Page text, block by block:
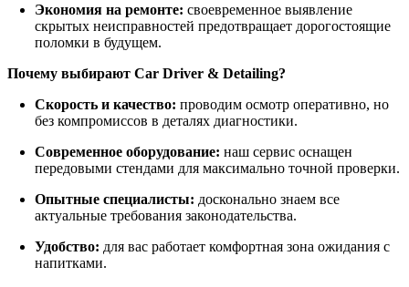
Экономия на ремонте: своевременное выявление
скрытых неисправностей предотвращает дорогостоящие
поломки в будущем.
Почему выбирают Car Driver & Detailing?
Скорость и качество: проводим осмотр оперативно, но
без компромиссов в деталях диагностики.
Современное оборудование: наш сервис оснащен
передовыми стендами для максимально точной проверки.
Опытные специалисты: досконально знаем все
актуальные требования законодательства.
Удобство: для вас работает комфортная зона ожидания с
напитками.